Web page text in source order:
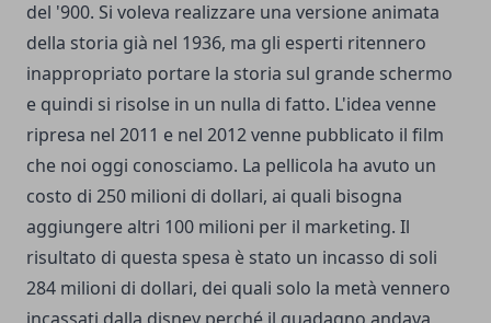
del '900. Si voleva realizzare una versione animata
della storia già nel 1936, ma gli esperti ritennero
inappropriato portare la storia sul grande schermo
e quindi si risolse in un nulla di fatto. L'idea venne
ripresa nel 2011 e nel 2012 venne pubblicato il film
che noi oggi conosciamo. La pellicola ha avuto un
costo di 250 milioni di dollari, ai quali bisogna
aggiungere altri 100 milioni per il marketing. Il
risultato di questa spesa è stato un incasso di soli
284 milioni di dollari, dei quali solo la metà vennero
incassati dalla disney perché il guadagno andava